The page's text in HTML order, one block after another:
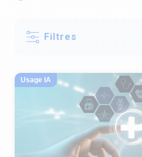
Filtres
Usage IA